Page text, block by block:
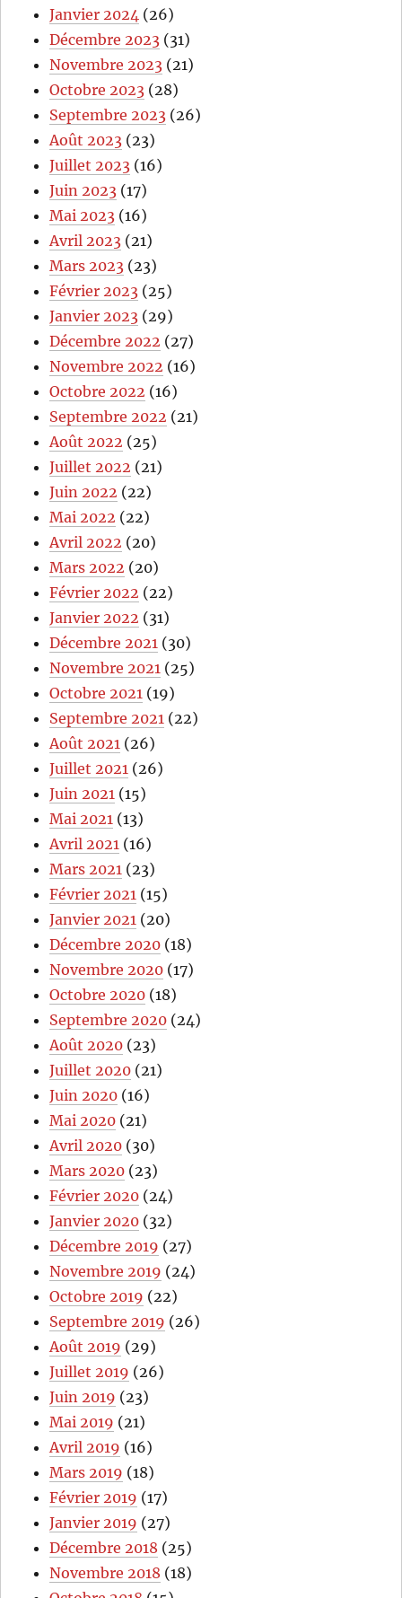
Janvier 2024 (26)
Décembre 2023 (31)
Novembre 2023 (21)
Octobre 2023 (28)
Septembre 2023 (26)
Août 2023 (23)
Juillet 2023 (16)
Juin 2023 (17)
Mai 2023 (16)
Avril 2023 (21)
Mars 2023 (23)
Février 2023 (25)
Janvier 2023 (29)
Décembre 2022 (27)
Novembre 2022 (16)
Octobre 2022 (16)
Septembre 2022 (21)
Août 2022 (25)
Juillet 2022 (21)
Juin 2022 (22)
Mai 2022 (22)
Avril 2022 (20)
Mars 2022 (20)
Février 2022 (22)
Janvier 2022 (31)
Décembre 2021 (30)
Novembre 2021 (25)
Octobre 2021 (19)
Septembre 2021 (22)
Août 2021 (26)
Juillet 2021 (26)
Juin 2021 (15)
Mai 2021 (13)
Avril 2021 (16)
Mars 2021 (23)
Février 2021 (15)
Janvier 2021 (20)
Décembre 2020 (18)
Novembre 2020 (17)
Octobre 2020 (18)
Septembre 2020 (24)
Août 2020 (23)
Juillet 2020 (21)
Juin 2020 (16)
Mai 2020 (21)
Avril 2020 (30)
Mars 2020 (23)
Février 2020 (24)
Janvier 2020 (32)
Décembre 2019 (27)
Novembre 2019 (24)
Octobre 2019 (22)
Septembre 2019 (26)
Août 2019 (29)
Juillet 2019 (26)
Juin 2019 (23)
Mai 2019 (21)
Avril 2019 (16)
Mars 2019 (18)
Février 2019 (17)
Janvier 2019 (27)
Décembre 2018 (25)
Novembre 2018 (18)